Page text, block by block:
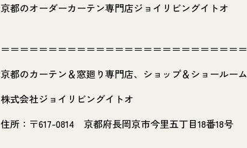
京都のオーダーカーテン専門店ジョイリビングイトオ
＝＝＝＝＝＝＝＝＝＝＝＝＝＝＝＝＝＝＝＝＝＝＝＝＝＝
京都のカーテン＆窓廻り専門店、ショップ＆ショールーム
株式会社ジョイリビングイトオ
住所：〒617-0814 京都府長岡京市今里五丁目18番18号